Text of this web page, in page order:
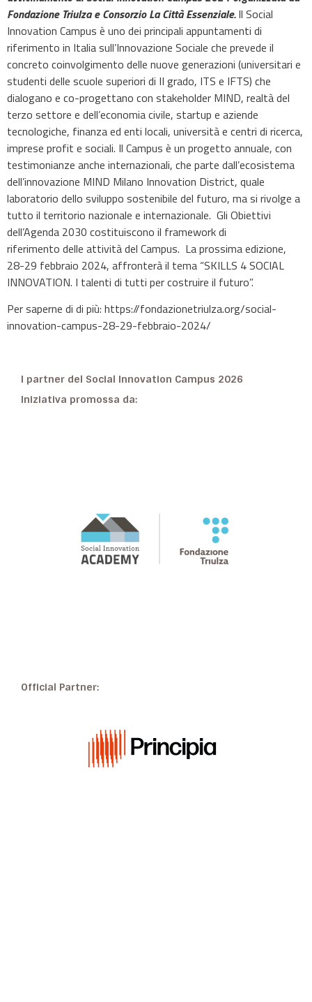
Fondazione Triulza e Consorzio La Città Essenziale.Il Social
Innovation Campus è uno dei principali appuntamenti di
riferimento in Italia sull’Innovazione Sociale che prevede il
concreto coinvolgimento delle nuove generazioni (universitari e
studenti delle scuole superiori di II grado, ITS e IFTS) che
dialogano e co-progettano con stakeholder MIND, realtà del
terzo settore e dell’economia civile, startup e aziende
tecnologiche, finanza ed enti locali, università e centri di ricerca,
imprese profit e sociali. Il Campus è un progetto annuale, con
testimonianze anche internazionali, che parte dall’ecosistema
dell’innovazione MIND Milano Innovation District, quale
laboratorio dello sviluppo sostenibile del futuro, ma si rivolge a
tutto il territorio nazionale e internazionale. Gli Obiettivi
dell’Agenda 2030 costituiscono il framework di
riferimento delle attività del Campus. La prossima edizione,
28-29 febbraio 2024, affronterà il tema “SKILLS 4 SOCIAL
INNOVATION. I talenti di tutti per costruire il futuro”.
Per saperne di di più: https://fondazionetriulza.org/social-
innovation-campus-28-29-febbraio-2024/
I partner del Social Innovation Campus 2026
Iniziativa promossa da:
Official Partner: